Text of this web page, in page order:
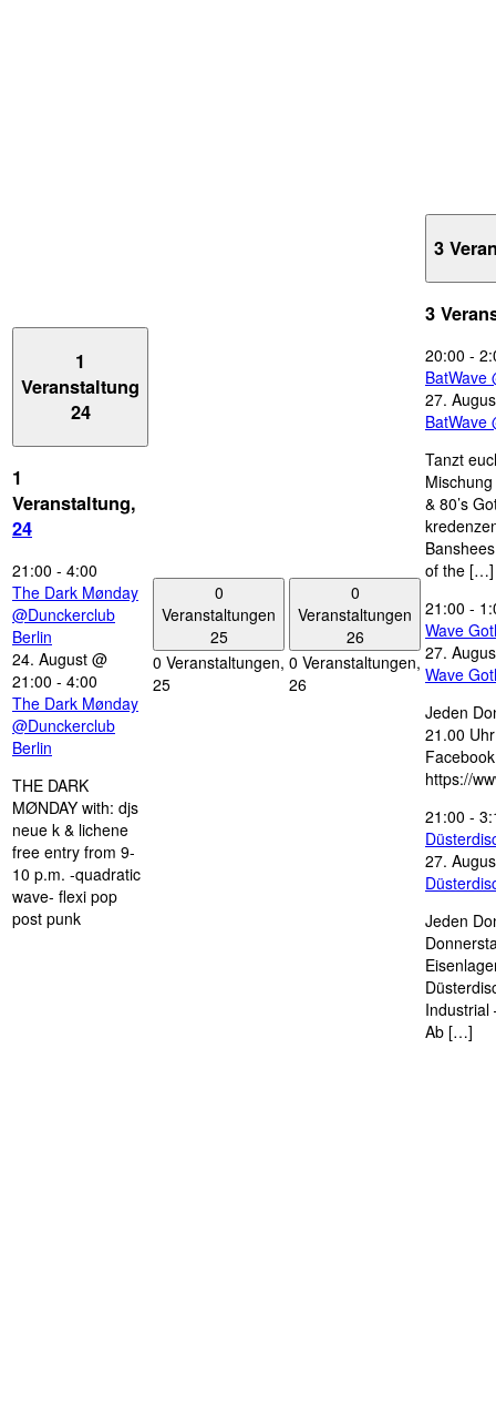
1
Veranstaltung
24
1
Veranstaltung,
24
21:00 - 4:00
The Dark Mønday
@Dunckerclub
Berlin
24. August @
21:00 - 4:00
The Dark Mønday
@Dunckerclub
Berlin
THE DARK
MØNDAY with: djs
neue k & lichene
free entry from 9-
10 p.m. -quadratic
wave- flexi pop
post punk
0
Veranstaltungen
25
0 Veranstaltungen,
25
0
Veranstaltungen
26
0 Veranstaltungen,
26
3
3
20:00 -
BatWave
27.
BatWave
Tanzt
& 80’s
of the […]
21:00 -
Wave
27.
Wave
Jeden
21.00
https://
21:00 -
27.
Jeden
Industrial
Ab […]